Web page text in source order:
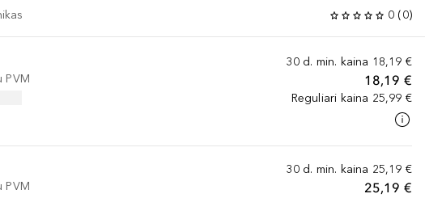
0 (0)
30 d. min. kaina 18,19 €
18,19 €
Reguliari kaina 25,99 €
PVM
30 d. min. kaina 25,19 €
25,19 €
PVM